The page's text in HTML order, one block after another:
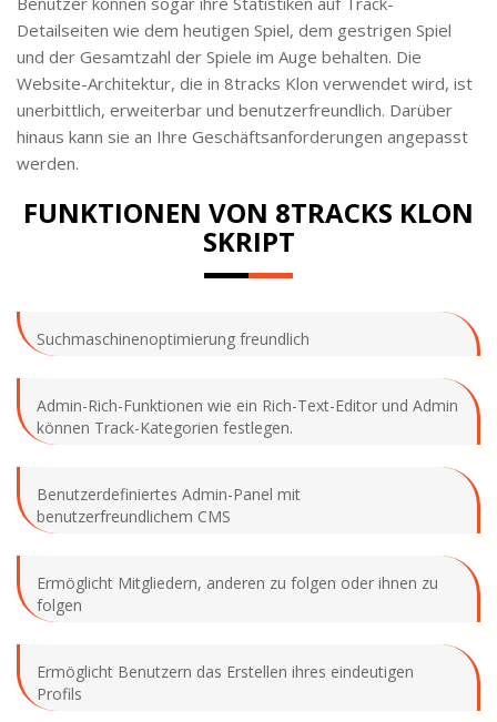
Detailseiten wie dem heutigen Spiel, dem gestrigen Spiel
und der Gesamtzahl der Spiele im Auge behalten. Die
Website-Architektur, die in 8tracks Klon verwendet wird, ist
unerbittlich, erweiterbar und benutzerfreundlich. Darüber
hinaus kann sie an Ihre Geschäftsanforderungen angepasst
werden.
FUNKTIONEN VON 8TRACKS KLON
SKRIPT
Suchmaschinenoptimierung freundlich
Admin-Rich-Funktionen wie ein Rich-Text-Editor und Admin
können Track-Kategorien festlegen.
Benutzerdefiniertes Admin-Panel mit
benutzerfreundlichem CMS
Ermöglicht Mitgliedern, anderen zu folgen oder ihnen zu
folgen
Ermöglicht Benutzern das Erstellen ihres eindeutigen
Profils